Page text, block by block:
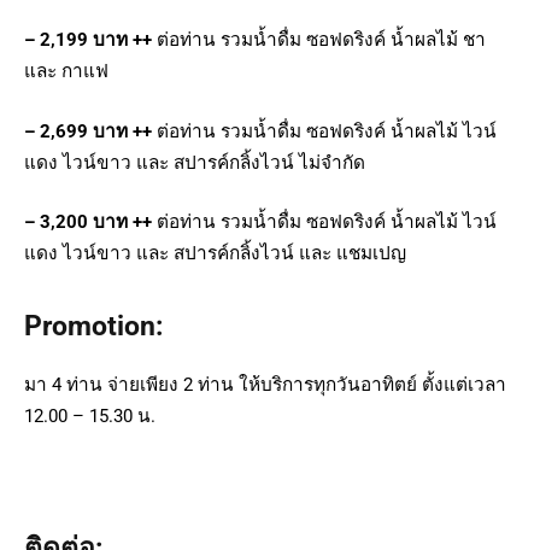
– 2,199 บาท ++ ต่อท่าน รวมน้ำดื่ม ซอฟดริงค์ น้ำผลไม้ ชา
และ กาแฟ
– 2,699 บาท ++ ต่อท่าน รวมน้ำดื่ม ซอฟดริงค์ น้ำผลไม้ ไวน์
แดง ไวน์ขาว และ สปารค์กลิ้งไวน์ ไม่จำกัด
– 3,200 บาท ++ ต่อท่าน รวมน้ำดื่ม ซอฟดริงค์ น้ำผลไม้ ไวน์
แดง ไวน์ขาว และ สปารค์กลิ้งไวน์ และ แชมเปญ
Promotion:
มา 4 ท่าน จ่ายเพียง 2 ท่าน ให้บริการทุกวันอาทิตย์ ตั้งแต่เวลา
12.00 – 15.30 น.